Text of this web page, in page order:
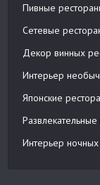
Пивные
Сетевые
Декор винных
Интерьер
Японские
Интерьер